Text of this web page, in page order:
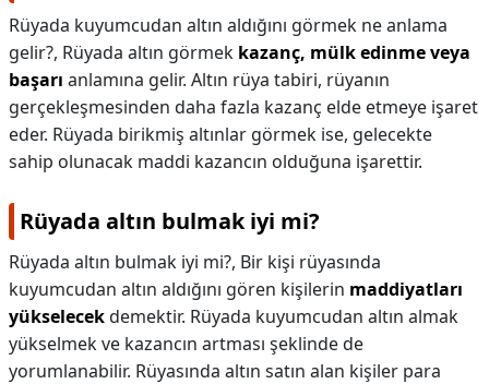
Rüyada kuyumcudan altın aldığını görmek ne anlama
gelir?, Rüyada altın görmek kazanç, mülk edinme veya
başarı anlamına gelir. Altın rüya tabiri, rüyanın
gerçekleşmesinden daha fazla kazanç elde etmeye işaret
eder. Rüyada birikmiş altınlar görmek ise, gelecekte
sahip olunacak maddi kazancın olduğuna işarettir.
Rüyada altın bulmak iyi mi?
Rüyada altın bulmak iyi mi?, Bir kişi rüyasında
kuyumcudan altın aldığını gören kişilerin maddiyatları
yükselecekdemektir. Rüyada kuyumcudan altın almak
yükselmek ve kazancın artması şeklinde de
yorumlanabilir. Rüyasında altın satın alan kişiler para